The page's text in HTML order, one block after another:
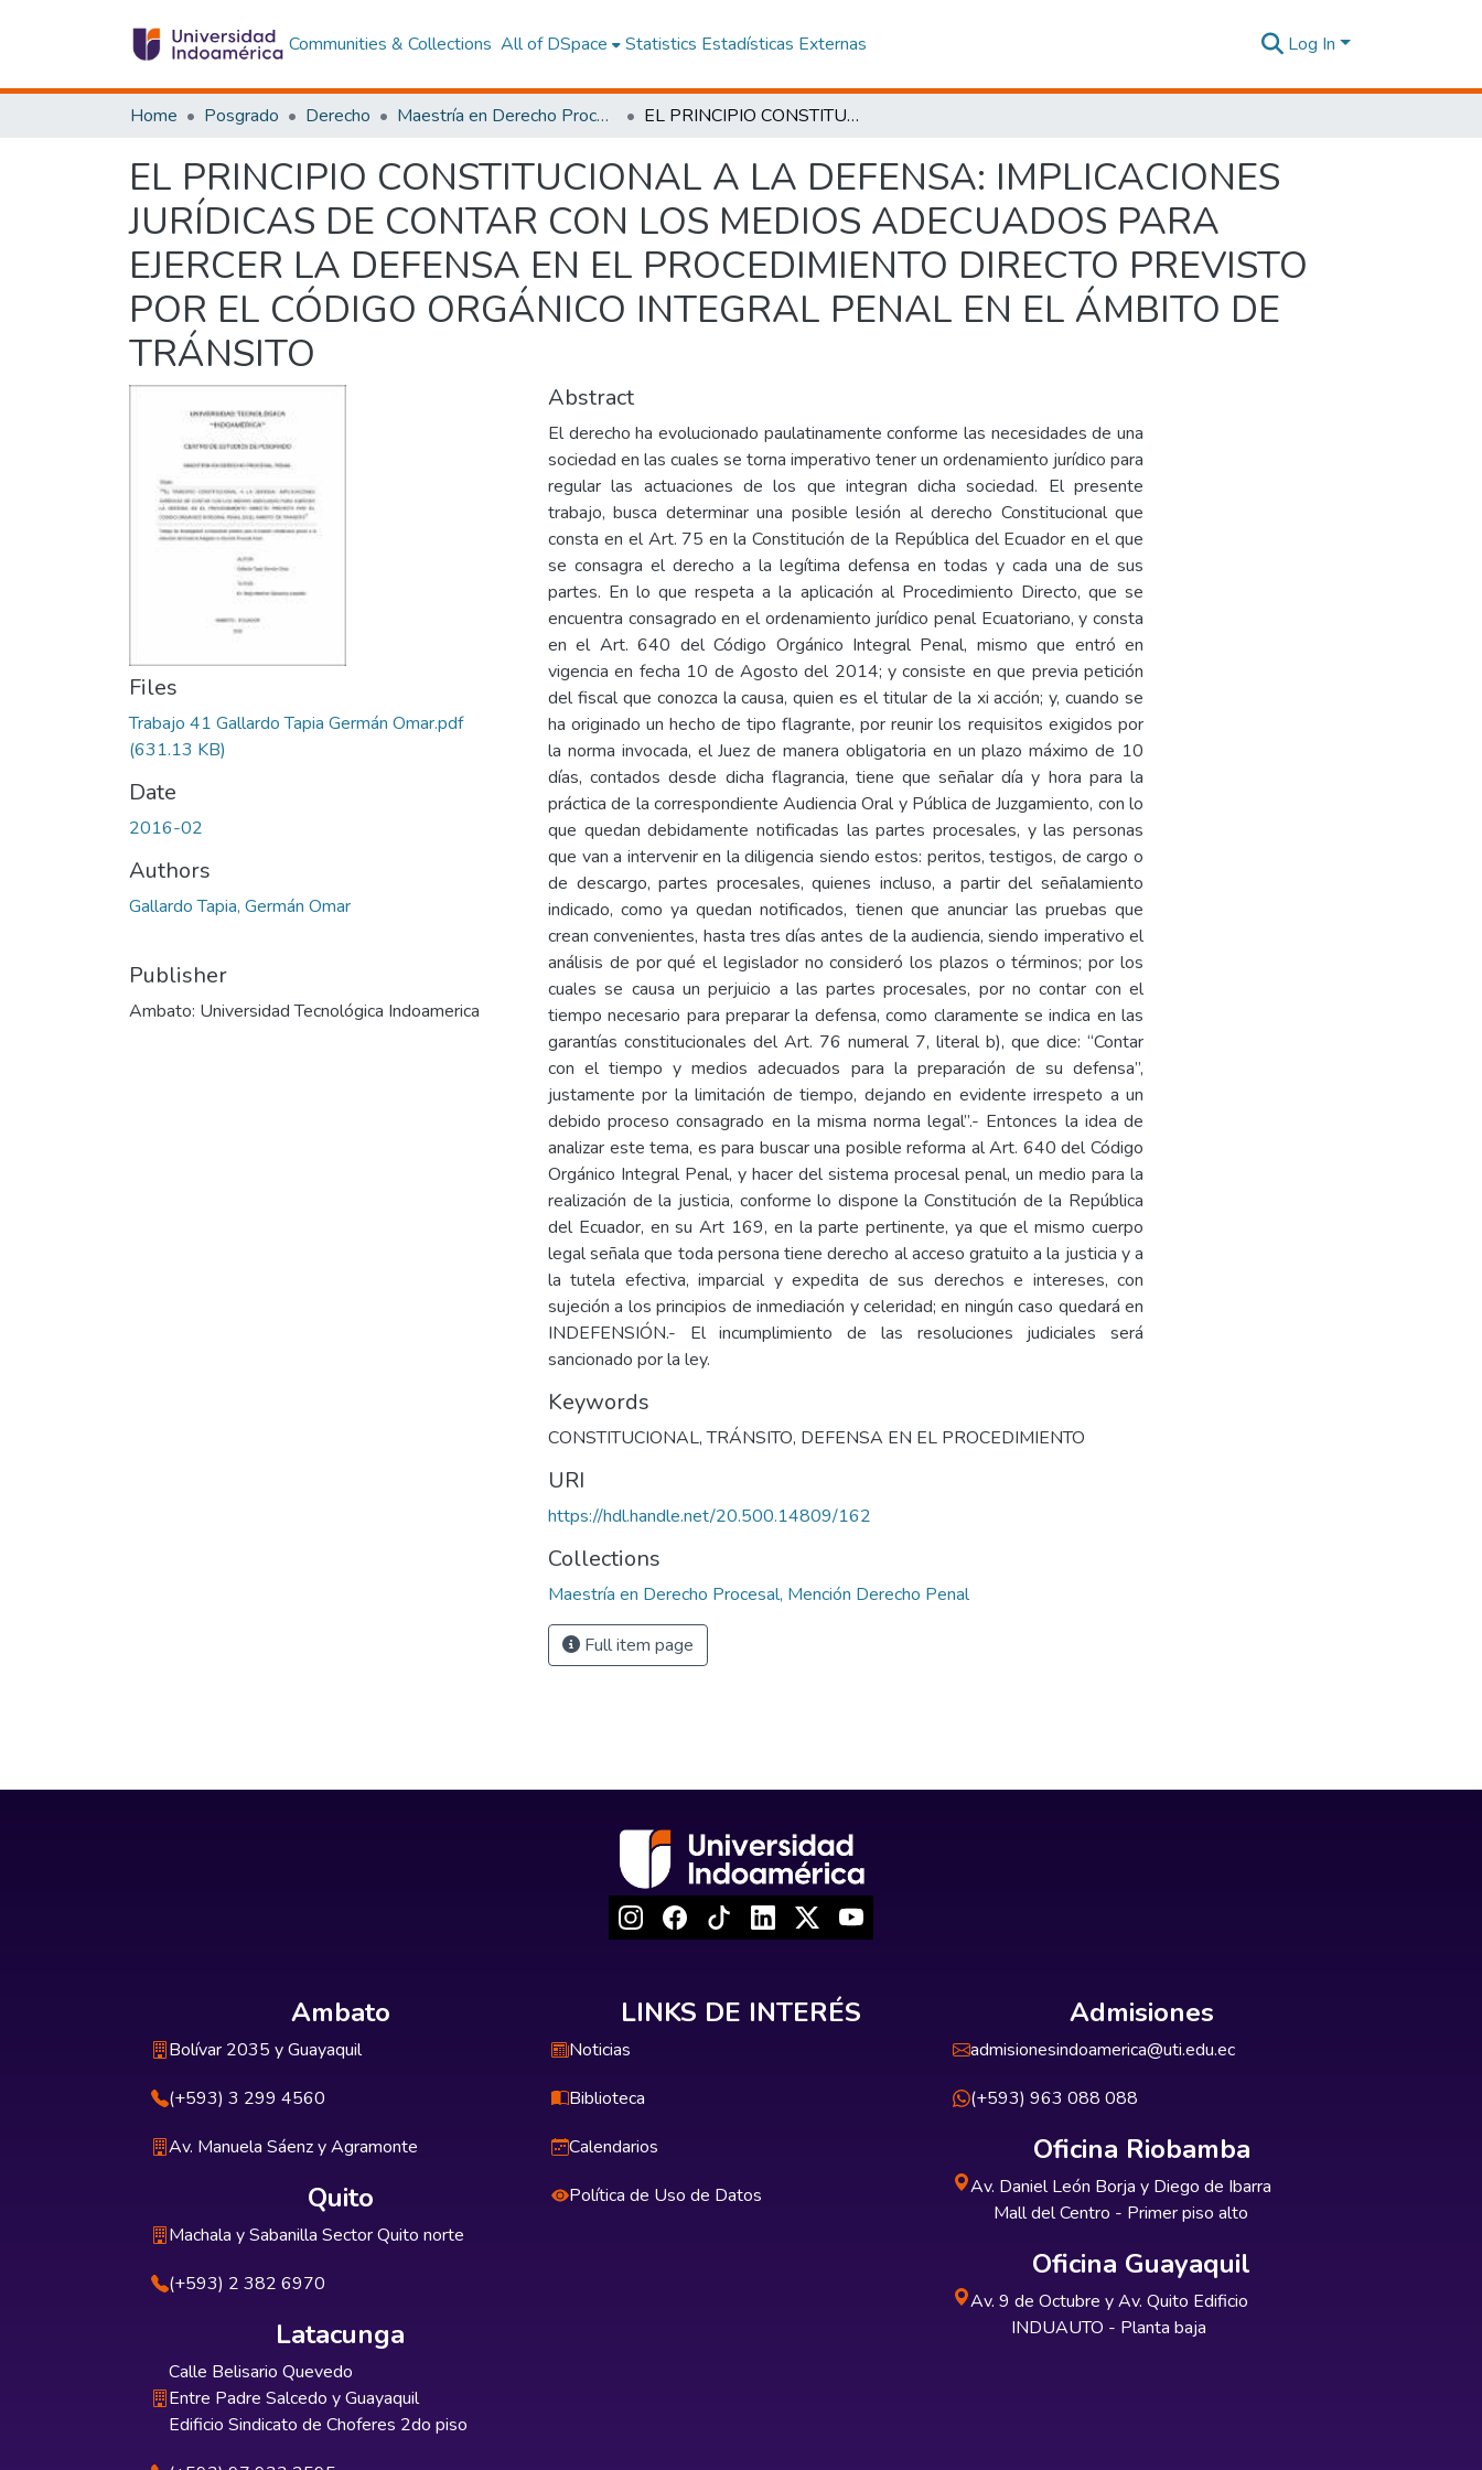
Communities & Collections All of DSpace Statistics Estadísticas Externas Log In
Home Posgrado Derecho Maestría en Derecho Procesal, Mención Derecho Penal EL PRINCIPIO CONSTITUCIONAL A LA DEFENSA: IMPLICACIONES JURÍDICAS DE CONTAR CON LOS MEDIOS ADECUADOS PARA EJERCER LA DEFENSA EN EL PROCEDIMIENTO DIRECTO PREVISTO POR EL CÓDIGO ORGÁNICO INTEGRAL PENAL EN EL ÁMBITO DE TRÁNSITO
EL PRINCIPIO CONSTITUCIONAL A LA DEFENSA: IMPLICACIONES
JURÍDICAS DE CONTAR CON LOS MEDIOS ADECUADOS PARA
EJERCER LA DEFENSA EN EL PROCEDIMIENTO DIRECTO PREVISTO
POR EL CÓDIGO ORGÁNICO INTEGRAL PENAL EN EL ÁMBITO DE
TRÁNSITO
Files
Trabajo 41 Gallardo Tapia Germán Omar.pdf
(631.13 KB)
Date
2016-02
Authors
Gallardo Tapia, Germán Omar
Publisher
Ambato: Universidad Tecnológica Indoamerica
Abstract
El derecho ha evolucionado paulatinamente conforme las necesidades de una
sociedad en las cuales se torna imperativo tener un ordenamiento jurídico para
regular las actuaciones de los que integran dicha sociedad. El presente
trabajo, busca determinar una posible lesión al derecho Constitucional que
consta en el Art. 75 en la Constitución de la República del Ecuador en el que
se consagra el derecho a la legítima defensa en todas y cada una de sus
partes. En lo que respeta a la aplicación al Procedimiento Directo, que se
encuentra consagrado en el ordenamiento jurídico penal Ecuatoriano, y consta
en el Art. 640 del Código Orgánico Integral Penal, mismo que entró en
vigencia en fecha 10 de Agosto del 2014; y consiste en que previa petición
del fiscal que conozca la causa, quien es el titular de la xi acción; y, cuando se
ha originado un hecho de tipo flagrante, por reunir los requisitos exigidos por
la norma invocada, el Juez de manera obligatoria en un plazo máximo de 10
días, contados desde dicha flagrancia, tiene que señalar día y hora para la
práctica de la correspondiente Audiencia Oral y Pública de Juzgamiento, con lo
que quedan debidamente notificadas las partes procesales, y las personas
que van a intervenir en la diligencia siendo estos: peritos, testigos, de cargo o
de descargo, partes procesales, quienes incluso, a partir del señalamiento
indicado, como ya quedan notificados, tienen que anunciar las pruebas que
crean convenientes, hasta tres días antes de la audiencia, siendo imperativo el
análisis de por qué el legislador no consideró los plazos o términos; por los
cuales se causa un perjuicio a las partes procesales, por no contar con el
tiempo necesario para preparar la defensa, como claramente se indica en las
garantías constitucionales del Art. 76 numeral 7, literal b), que dice: “Contar
con el tiempo y medios adecuados para la preparación de su defensa”,
justamente por la limitación de tiempo, dejando en evidente irrespeto a un
debido proceso consagrado en la misma norma legal”.- Entonces la idea de
analizar este tema, es para buscar una posible reforma al Art. 640 del Código
Orgánico Integral Penal, y hacer del sistema procesal penal, un medio para la
realización de la justicia, conforme lo dispone la Constitución de la República
del Ecuador, en su Art 169, en la parte pertinente, ya que el mismo cuerpo
legal señala que toda persona tiene derecho al acceso gratuito a la justicia y a
la tutela efectiva, imparcial y expedita de sus derechos e intereses, con
sujeción a los principios de inmediación y celeridad; en ningún caso quedará en
INDEFENSIÓN.- El incumplimiento de las resoluciones judiciales será
sancionado por la ley.
Keywords
CONSTITUCIONAL,TRÁNSITO, DEFENSA EN EL PROCEDIMIENTO
URI
https://hdl.handle.net/20.500.14809/162
Collections
Maestría en Derecho Procesal, Mención Derecho Penal
Full item page
Ambato
Bolívar 2035 y Guayaquil
(+593) 3 299 4560
Av. Manuela Sáenz y Agramonte
Quito
Machala y Sabanilla Sector Quito norte
(+593) 2 382 6970
Latacunga
Calle Belisario Quevedo
Entre Padre Salcedo y Guayaquil
Edificio Sindicato de Choferes 2do piso
LINKS DE INTERÉS
Noticias
Biblioteca
Calendarios
Política de Uso de Datos
Admisiones
admisionesindoamerica@uti.edu.ec
(+593) 963 088 088
Oficina Riobamba
Av. Daniel León Borja y Diego de Ibarra
Mall del Centro - Primer piso alto
Oficina Guayaquil
Av. 9 de Octubre y Av. Quito Edificio
INDUAUTO - Planta baja